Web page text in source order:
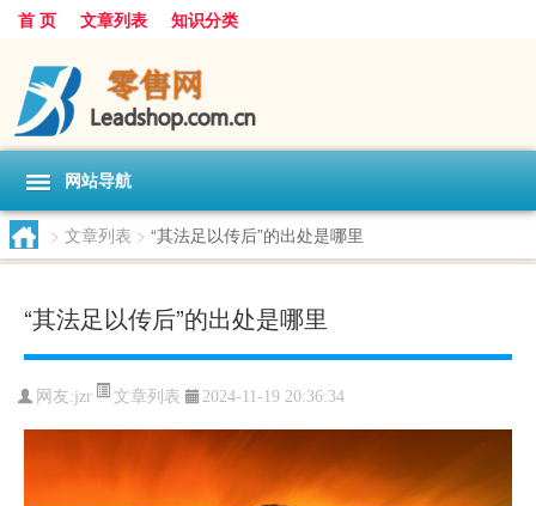
首 页 文章列表 知识分类
网站导航
> 文章列表 > “其法足以传后”的出处是哪里
“其法足以传后”的出处是哪里
网友:jzr 文章列表 2024-11-19 20:36:34